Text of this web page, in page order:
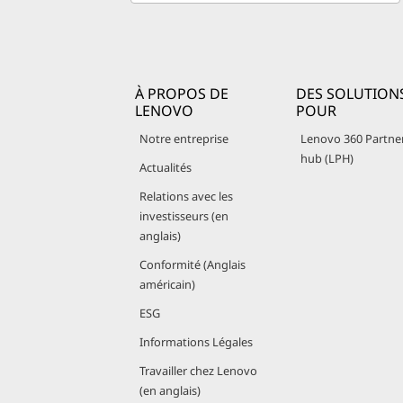
À PROPOS DE
LENOVO
Notre entreprise
Actualités
Relations avec les
investisseurs (en
anglais)
Conformité (Anglais
américain)
ESG
Informations Légales
Travailler chez Lenovo
(en anglais)
DES
POUR
Lenovo 360
hub (LPH)